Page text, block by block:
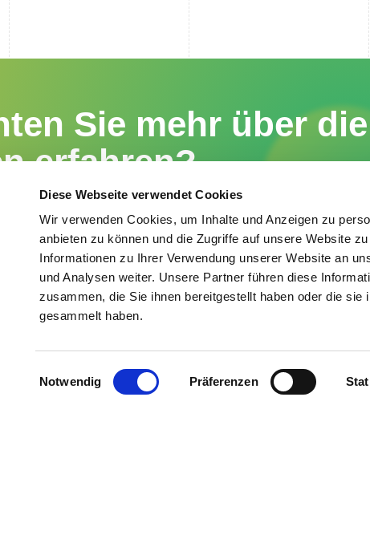
Diese Webseite verwendet Cookies
Wir verwenden Cookies, um Inhalte und Anzeigen zu
anbieten zu können und die Zugriffe auf unsere Website
Informationen zu Ihrer Verwendung unserer Website an
und Analysen weiter. Unsere Partner führen diese
zusammen, die Sie ihnen bereitgestellt haben oder die
gesammelt haben.
Einwilligungsauswahl
Notwendig Präferenzen
Sie mehr über
erfahren?
sich seit Jahren dafür ein, ihr Tagesgeschäft nachhaltiger
DE